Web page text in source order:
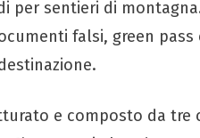
per sentieri di
falsi, green
e composto da tre